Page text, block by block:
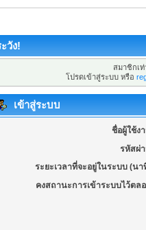
วัง!
สมาชิกเ
โปรดเข้าสู่ระบบ หรือ
เข้าสู่ระบบ
ชื่อผู้ใช้ง
รหัสผ่
ระยะเวลาที่จะอยู่ในระบบ (นา
คงสถานะการเข้าระบบไว้ตล